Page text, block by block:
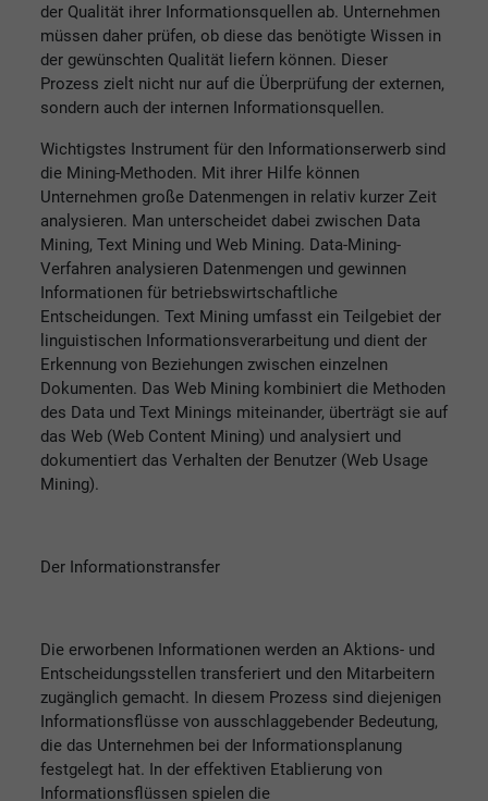
der Qualität ihrer Informationsquellen ab. Unternehmen
müssen daher prüfen, ob diese das benötigte Wissen in
der gewünschten Qualität liefern können. Dieser
Prozess zielt nicht nur auf die Überprüfung der externen,
sondern auch der internen Informationsquellen.
Wichtigstes Instrument für den Informationserwerb sind
die Mining-Methoden. Mit ihrer Hilfe können
Unternehmen große Datenmengen in relativ kurzer Zeit
analysieren. Man unterscheidet dabei zwischen Data
Mining, Text Mining und Web Mining. Data-Mining-
Verfahren analysieren Datenmengen und gewinnen
Informationen für betriebswirtschaftliche
Entscheidungen. Text Mining umfasst ein Teilgebiet der
linguistischen Informationsverarbeitung und dient der
Erkennung von Beziehungen zwischen einzelnen
Dokumenten. Das Web Mining kombiniert die Methoden
des Data und Text Minings miteinander, überträgt sie auf
das Web (Web Content Mining) und analysiert und
dokumentiert das Verhalten der Benutzer (Web Usage
Mining).
Der Informationstransfer
Die erworbenen Informationen werden an Aktions- und
Entscheidungsstellen transferiert und den Mitarbeitern
zugänglich gemacht. In diesem Prozess sind diejenigen
Informationsflüsse von ausschlaggebender Bedeutung,
die das Unternehmen bei der Informationsplanung
festgelegt hat. In der effektiven Etablierung von
Informationsflüssen spielen die